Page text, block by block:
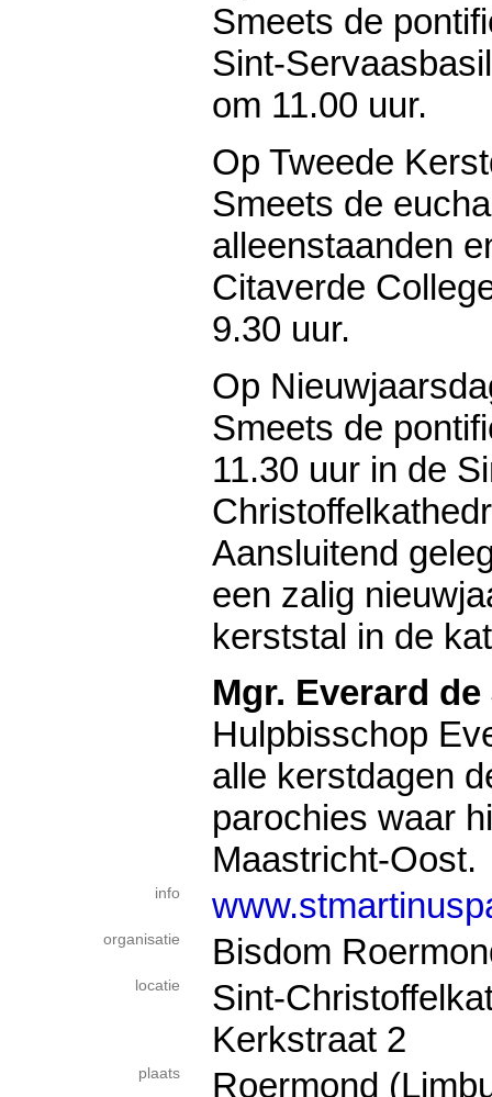
Smeets de
Sint-
om 11.00 uur.
Op Tweede
Smeets de
alleenstaanden
Citaverde
9.30 uur.
Op
Smeets de
11.30 uur in de
Aansluitend
een zalig
kerststal in de
Mgr. Everard
Hulpbisschop
alle kerstdagen
parochies waar
Maastricht-Oost.
info
organisatie Bisdom
locatie
Sint-
Kerkstraat 2
plaats Roermond